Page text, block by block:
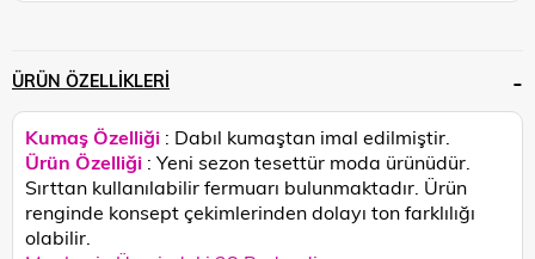
ÜRÜN ÖZELLIKLERI
Kumaş Özelliği : Dabıl kumaştan imal edilmiştir.
Ürün Özelliği : Yeni sezon tesettür moda ürünüdür.
Sırttan kullanılabilir fermuarı bulunmaktadır. Ürün
renginde konsept çekimlerinden dolayı ton farklılığı
olabilir.